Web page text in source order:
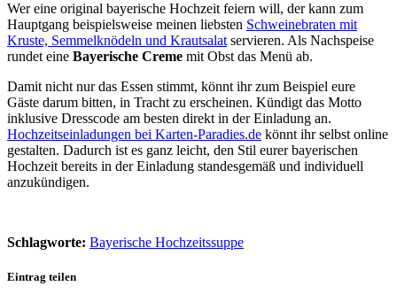
Wer eine original bayerische Hochzeit feiern will, der kann zum
Hauptgang beispielsweise meinen liebsten Schweinebraten mit
Kruste, Semmelknödeln und Krautsalat servieren. Als Nachspeise
rundet eine Bayerische Creme mit Obst das Menü ab.
Damit nicht nur das Essen stimmt, könnt ihr zum Beispiel eure
Gäste darum bitten, in Tracht zu erscheinen. Kündigt das Motto
inklusive Dresscode am besten direkt in der Einladung an.
Hochzeitseinladungen bei Karten-Paradies.de könnt ihr selbst online
gestalten. Dadurch ist es ganz leicht, den Stil eurer bayerischen
Hochzeit bereits in der Einladung standesgemäß und individuell
anzukündigen.
Schlagworte: Bayerische Hochzeitssuppe
Eintrag teilen